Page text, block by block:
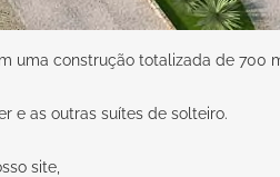
uma construção totalizada de 700
e as outras suítes de solteiro.
site,